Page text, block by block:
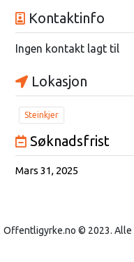
Kontaktinfo
Ingen kontakt lagt til
Lokasjon
Steinkjer
Søknadsfrist
Mars 31, 2025
Offentligyrke.no © 2023.